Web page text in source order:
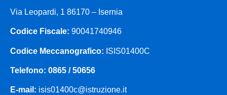
Via Leopardi, 1 86170 – Isernia
Codice Fiscale: 90041740946
Codice Meccanografico: ISIS01400C
Telefono: 0865 / 50656
E-mail: isis01400c@istruzione.it